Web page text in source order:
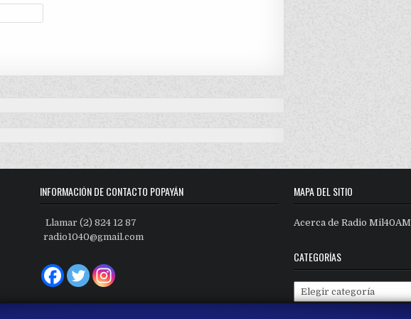
INFORMACIÓN DE CONTACTO POPAYÁN
Llamar (2) 824 12 87
radio1040@gmail.com
MAPA DEL SITIO
Acerca de Radio Mil40AM
CATEGORÍAS
Categorías